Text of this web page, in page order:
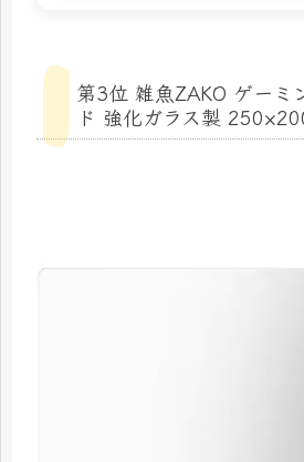
第3位 雑魚ZAKO ゲーミ
ド 強化ガラス製